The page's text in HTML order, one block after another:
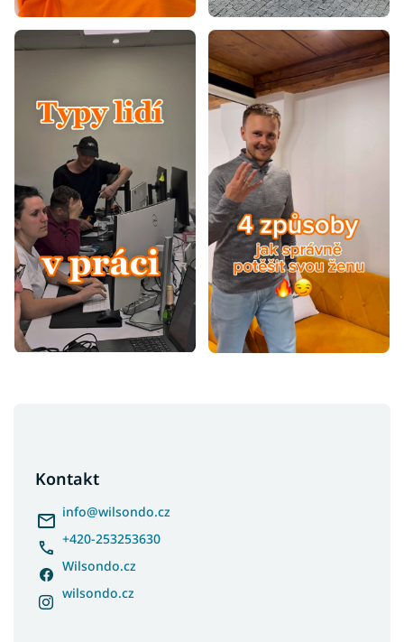
Kontakt
info@wilsondo.cz
+420-253253630
Wilsondo.cz
wilsondo.cz